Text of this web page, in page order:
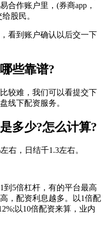
合作账户里，(券商app，
股民。
看到账户确认以后交一下
些靠谱?
较难，我们可以看提交下
线下配资服务。
多少?怎么计算?
右，日结千1.3左右。
到5倍杠杆，有的平台最高
，配资利息越多。以1倍配
以10倍配资来算，业内